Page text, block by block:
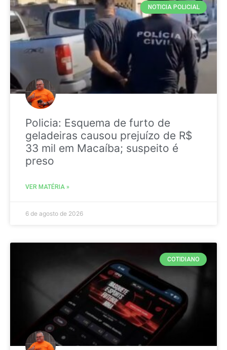
NOTICIA POLICIAL
Policia: Esquema de furto de
geladeiras causou prejuízo de R$
33 mil em Macaíba; suspeito é
preso
VER MATÉRIA »
6 de agosto de 2026
COTIDIANO